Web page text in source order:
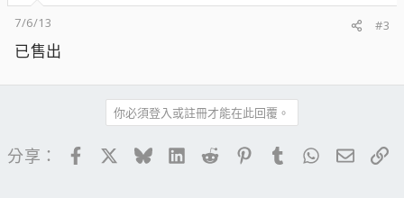
7/6/13
#3
已售出
你必須登入或註冊才能在此回覆。
分享： FacebookBlueskyLinkedIn
Reddit PinterestTumblrWhatsApp
電子